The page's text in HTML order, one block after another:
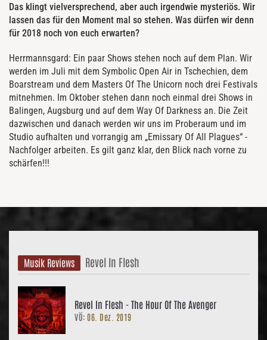
Das klingt vielversprechend, aber auch irgendwie mysteriös. Wir
lassen das für den Moment mal so stehen. Was dürfen wir denn
für 2018 noch von euch erwarten?
Herrmannsgard: Ein paar Shows stehen noch auf dem Plan. Wir
werden im Juli mit dem Symbolic Open Air in Tschechien, dem
Boarstream und dem Masters Of The Unicorn noch drei Festivals
mitnehmen. Im Oktober stehen dann noch einmal drei Shows in
Balingen, Augsburg und auf dem Way Of Darkness an. Die Zeit
dazwischen und danach werden wir uns im Proberaum und im
Studio aufhalten und vorrangig am „Emissary Of All Plagues“ -
Nachfolger arbeiten. Es gilt ganz klar, den Blick nach vorne zu
schärfen!!!
Musik Reviews Revel In Flesh
Revel In Flesh - The Hour Of The Avenger
VÖ: 06. Dez. 2019